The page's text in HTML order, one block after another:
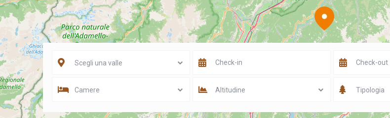
Scegli una valle
Camere Altitudine Tipologia